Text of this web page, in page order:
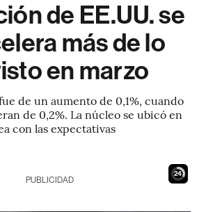
de EE.UU. se
más de lo
en marzo
de un aumento de 0,1%, cuando
de 0,2%. La núcleo se ubicó en
con las expectativas
23
PUBLICIDAD